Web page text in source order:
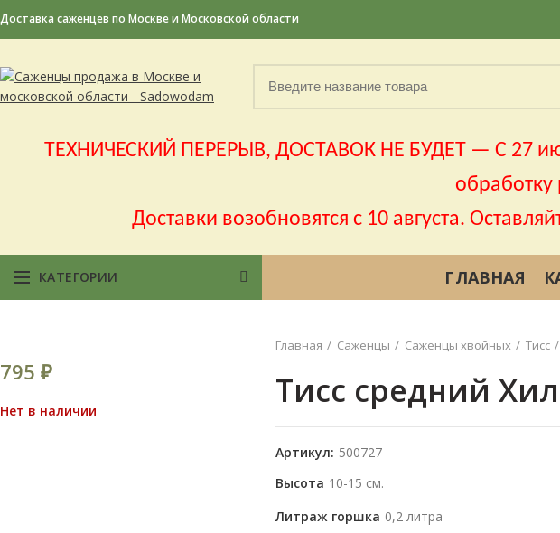
Доставка саженцев по Москве и Московской области
ТЕХНИЧЕСКИЙ ПЕРЕРЫВ, ДОСТАВОК НЕ БУДЕТ — С 27
обработку
Доставки возобновятся с 10 августа.
КАТЕГОРИИ ГЛАВНАЯ
795 ₽
Нет в наличии
Главная Саженцы Саженцы хвойных Тисс
Тисс средний
Артикул: 500727
Высота 10-15 см.
Литраж горшка 0,2 литра